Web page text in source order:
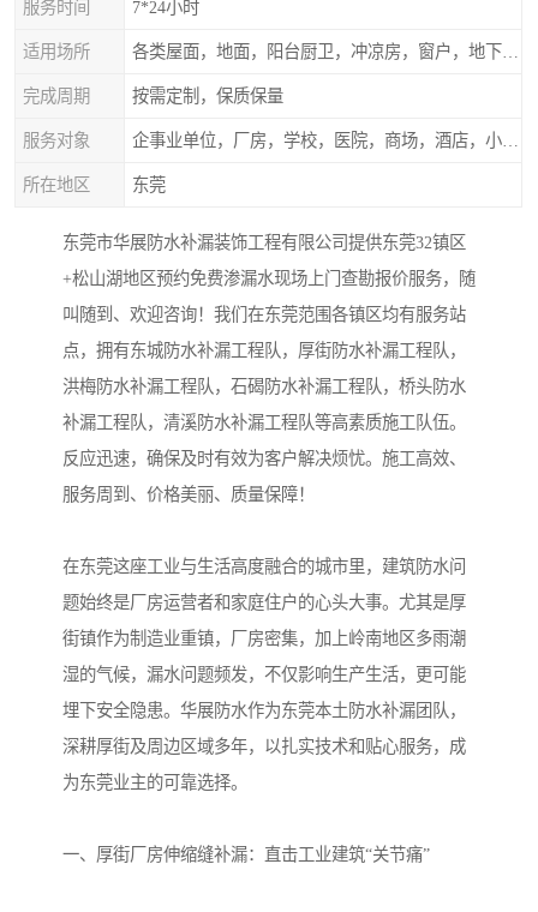
服务时间 7*24小时
适用场所
完成周期 按需定制，保质保量
服务对象
所在地区 东莞
东莞市华展防水补漏装饰工程有限公司提供东莞32镇区
+松山湖地区预约免费渗漏水现场上门查勘报价服务，随
叫随到、欢迎咨询！我们在东莞范围各镇区均有服务站
点，拥有东城防水补漏工程队，厚街防水补漏工程队，
洪梅防水补漏工程队，石碣防水补漏工程队，桥头防水
补漏工程队，清溪防水补漏工程队等高素质施工队伍。
反应迅速，确保及时有效为客户解决烦忧。施工高效、
服务周到、价格美丽、质量保障！
在东莞这座工业与生活高度融合的城市里，建筑防水问
题始终是厂房运营者和家庭住户的心头大事。尤其是厚
街镇作为制造业重镇，厂房密集，加上岭南地区多雨潮
湿的气候，漏水问题频发，不仅影响生产生活，更可能
埋下安全隐患。华展防水作为东莞本土防水补漏团队，
深耕厚街及周边区域多年，以扎实技术和贴心服务，成
为东莞业主的可靠选择。
一、厚街厂房伸缩缝补漏：直击工业建筑“关节痛”